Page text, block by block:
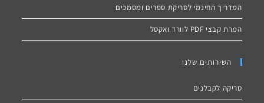
המדריך החינמי לסריקת ספרים ומסמכים
המרת קבצי PDF לוורד ואקסל
השירותים שלנו
סריקה לקבלנים